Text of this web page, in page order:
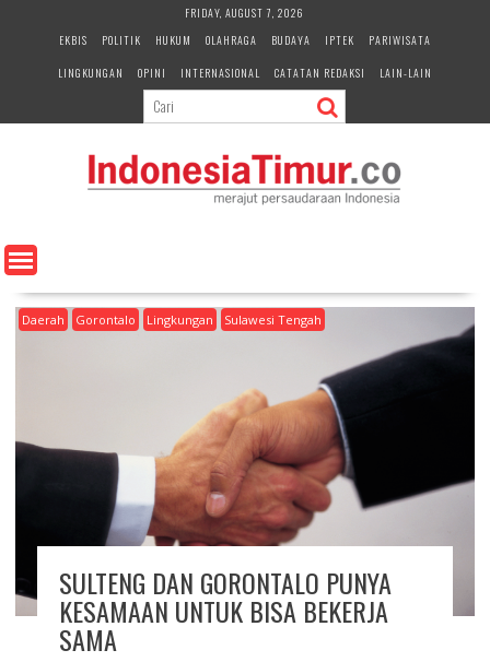
e
n
FRIDAY, AUGUST 7, 2026
EKBIS
POLITIK HUKUM OLAHRAGA BUDAYA IPTEK
PARIWISATA
LINGKUNGAN
OPINI INTERNASIONAL CATATAN REDAKSI LAIN-LAIN
Daerah Gorontalo Lingkungan Sulawesi Tengah
SULTENG DAN GORONTALO PUNYA
KESAMAAN UNTUK BISA BEKERJA
SAMA